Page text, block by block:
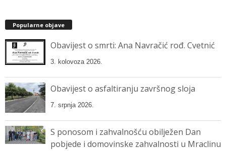
Popularne objave
Obavijest o smrti: Ana Navračić rođ. Cvetnić
3. kolovoza 2026.
Obavijest o asfaltiranju završnog sloja
7. srpnja 2026.
S ponosom i zahvalnošću obilježen Dan
pobjede i domovinske zahvalnosti u Mraclinu